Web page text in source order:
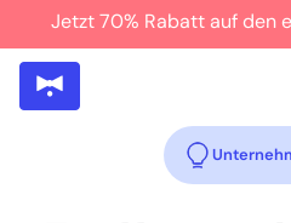
Jetzt 70% Rabatt auf den